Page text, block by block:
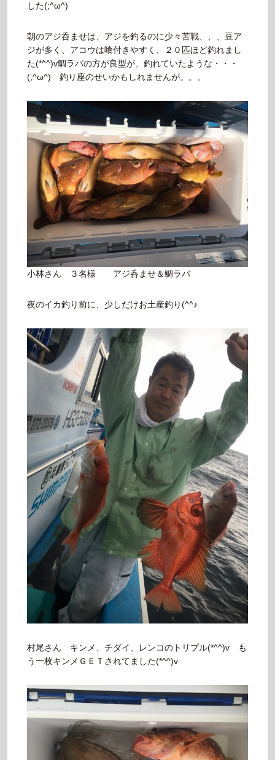
した(;^ω^)
朝のアジ呑ませは、アジを釣るのに少々苦戦、、、豆ア
ジが多く、アコウは喰付きやすく、２０匹ほど釣れまし
た(*^^)v鯛ラバの方が良型が、釣れていたような・・・
(;^ω^) 釣り座のせいかもしれませんが。。。
小林さん ３名様 アジ呑ませ＆鯛ラバ
夜のイカ釣り前に、少しだけお土産釣り(^^♪
村尾さん キンメ、チダイ、レンコのトリプル(*^^)v も
う一枚キンメＧＥＴされてました(*^^)v